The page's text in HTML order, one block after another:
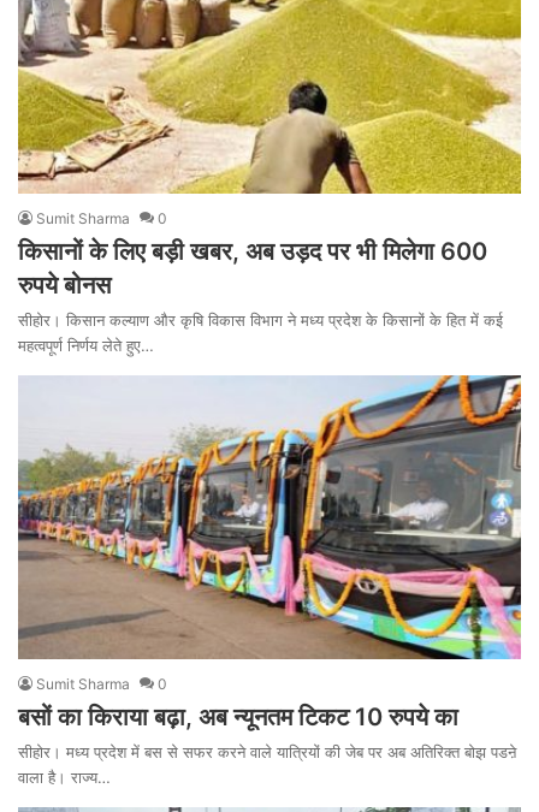
Sumit Sharma 0
किसानों के लिए बड़ी खबर, अब उड़द पर भी मिलेगा 600
रुपये बोनस
सीहोर। किसान कल्याण और कृषि विकास विभाग ने मध्य प्रदेश के किसानों के हित में कई
महत्वपूर्ण निर्णय लेते हुए…
Sumit Sharma 0
बसों का किराया बढ़ा, अब न्यूनतम टिकट 10 रुपये का
सीहोर। मध्य प्रदेश में बस से सफर करने वाले यात्रियों की जेब पर अब अतिरिक्त बोझ पडऩे
वाला है। राज्य…